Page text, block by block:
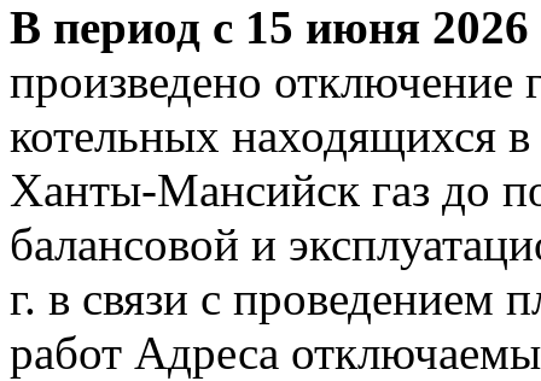
В период с 15 июня
произведено отключение
котельных находящихся
Ханты-Мансийск газ до
балансовой и
г. в связи с проведением
работ Адреса